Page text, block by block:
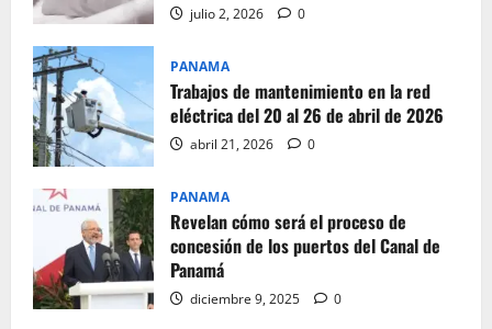
julio 2, 2026 0
PANAMA
Trabajos de mantenimiento en la red
eléctrica del 20 al 26 de abril de 2026
abril 21, 2026 0
PANAMA
Revelan cómo será el proceso de
concesión de los puertos del Canal de
Panamá
diciembre 9, 2025 0